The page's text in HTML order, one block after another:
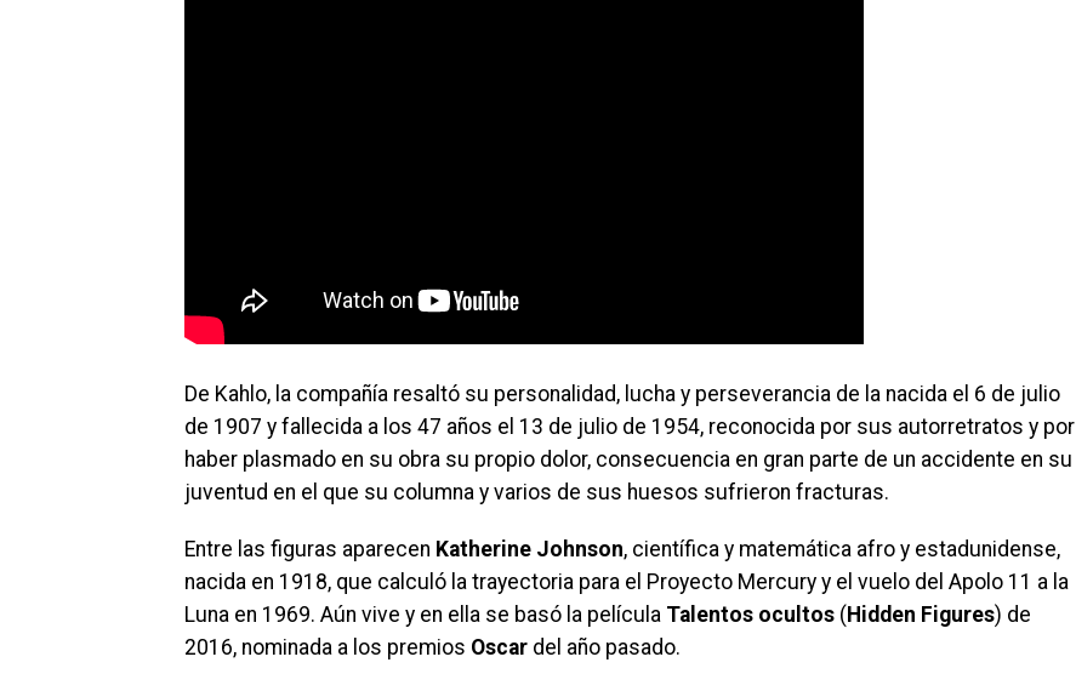
De Kahlo, la compañía resaltó su personalidad, lucha y perseverancia de la nacida el 6 de julio
de 1907 y fallecida a los 47 años el 13 de julio de 1954, reconocida por sus autorretratos y por
haber plasmado en su obra su propio dolor, consecuencia en gran parte de un accidente en su
juventud en el que su columna y varios de sus huesos sufrieron fracturas.
Entre las figuras aparecen Katherine Johnson, científica y matemática afro y estadunidense,
nacida en 1918, que calculó la trayectoria para el Proyecto Mercury y el vuelo del Apolo 11 a la
Luna en 1969. Aún vive y en ella se basó la película Talentos ocultos ( Hidden Figures) de
2016, nominada a los premios Oscar del año pasado.